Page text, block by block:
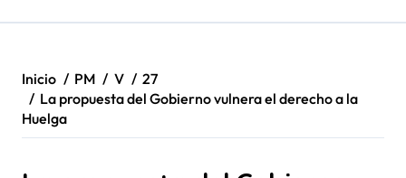
Inicio PM V
27
La propuesta del Gobierno vulnera el derecho a la
Huelga